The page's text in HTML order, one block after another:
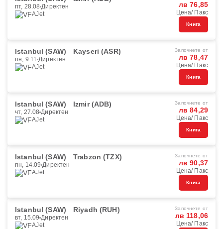
пт, 28.08 Директен
AJet
лв 76,85
Цена/ Пакс
Книга
Istanbul (SAW) Kayseri (ASR)
пн, 9.11 Директен
AJet
Започнете от
лв 78,47
Цена/ Пакс
Книга
Istanbul (SAW) Izmir (ADB)
чт, 27.08 Директен
AJet
Започнете от
лв 84,29
Цена/ Пакс
Книга
Istanbul (SAW) Trabzon (TZX)
пн, 14.09 Директен
AJet
Започнете от
лв 90,37
Цена/ Пакс
Книга
Istanbul (SAW) Riyadh (RUH)
вт, 15.09 Директен
AJet
Започнете от
лв 118,06
Цена/ Пакс